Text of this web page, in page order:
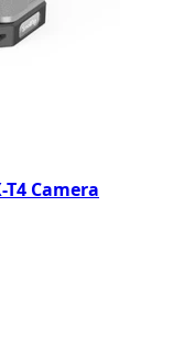
Camera